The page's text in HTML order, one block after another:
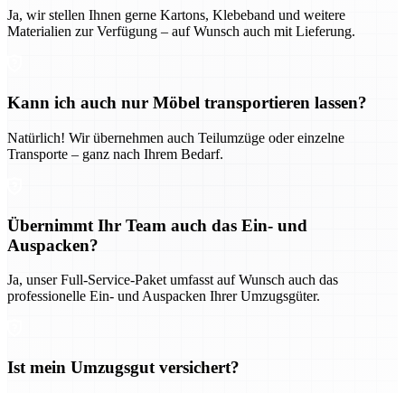
Ja, wir stellen Ihnen gerne Kartons, Klebeband und weitere
Materialien zur Verfügung – auf Wunsch auch mit Lieferung.
Kann ich auch nur Möbel transportieren lassen?
Natürlich! Wir übernehmen auch Teilumzüge oder einzelne
Transporte – ganz nach Ihrem Bedarf.
Übernimmt Ihr Team auch das Ein- und
Auspacken?
Ja, unser Full-Service-Paket umfasst auf Wunsch auch das
professionelle Ein- und Auspacken Ihrer Umzugsgüter.
Ist mein Umzugsgut versichert?